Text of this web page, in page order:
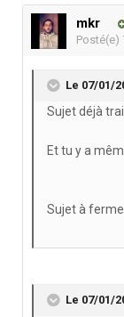
mkr
Posté(e)
Le 07/01/
Sujet déjà
Et tu y a
Sujet à
Le 07/01/